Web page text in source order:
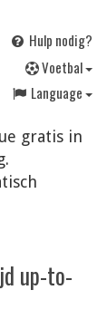
Hulp nodig?
Voetbal
Language
gratis in
up-to-